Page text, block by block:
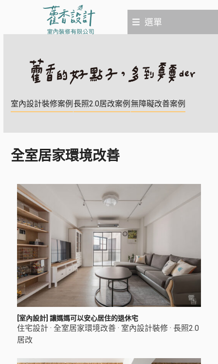
選單
室內設計裝修案例 長照2.0居改案例 無障礙改善案例
全室居家環境改善
[室內設計] 讓媽媽可以安心居住的退休宅
住宅設計· 全室居家環境改善· 室內設計裝修· 長照2.0
居改